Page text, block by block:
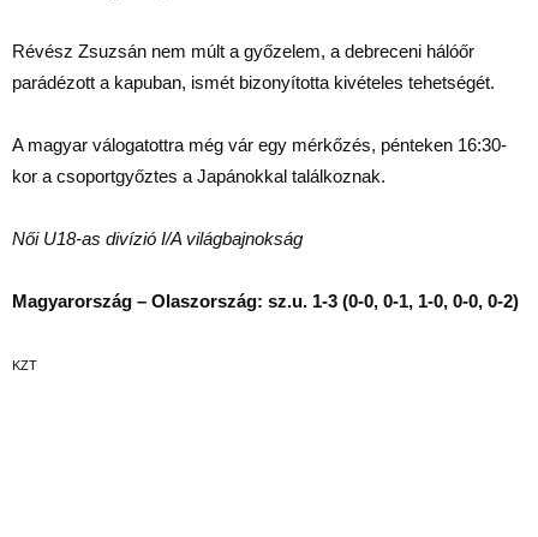
Révész Zsuzsán nem múlt a győzelem, a debreceni hálóőr
parádézott a kapuban, ismét bizonyította kivételes tehetségét.
A magyar válogatottra még vár egy mérkőzés, pénteken 16:30-
kor a csoportgyőztes a Japánokkal találkoznak.
Női U18-as divízió I/A világbajnokság
Magyarország – Olaszország: sz.u. 1-3 (0-0, 0-1, 1-0, 0-0, 0-2)
KZT